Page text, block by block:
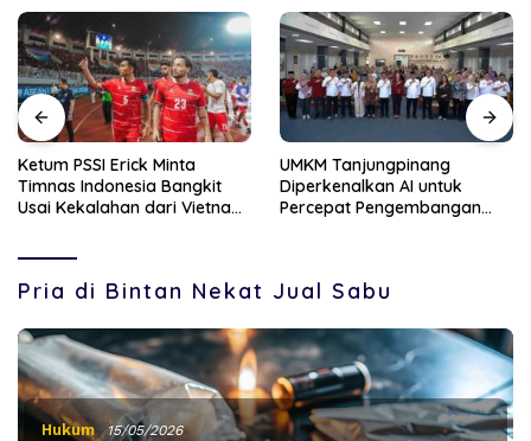
Ketum PSSI Erick Minta
Timnas Indonesia Bangkit
Usai Kekalahan dari Vietnam
UMKM Tanjungpinang
Diperkenalkan AI untuk
Percepat Pengembangan
Pria di Bintan Nekat Jual Sabu
Hukum 15/05/2026